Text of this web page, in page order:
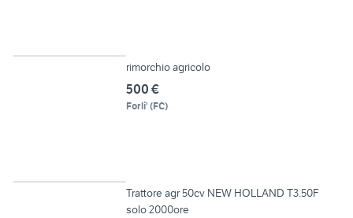
rimorchio agricolo
500 €
Forli' (FC)
Trattore agr 50cv NEW HOLLAND T3.50F
solo 2000ore